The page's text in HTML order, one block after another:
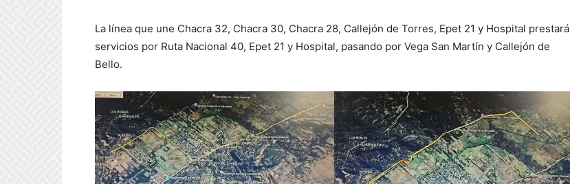
La línea que une Chacra 32, Chacra 30, Chacra 28, Callejón de Torres, Epet 21 y Hospital prestará
servicios por Ruta Nacional 40, Epet 21 y Hospital, pasando por Vega San Martín y Callejón de
Bello.